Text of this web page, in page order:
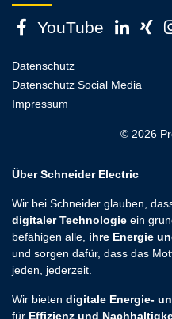
YouTube
Datenschutz
Datenschutz Social Media
Impressum
© 2026
Über Schneider Electric
Wir bei Schneider glauben,
digitaler Technologie ein
befähigen alle, ihre Energie
und sorgen dafür, dass das
jeden, jederzeit.
Wir bieten digitale Energie-
für Effizienz und